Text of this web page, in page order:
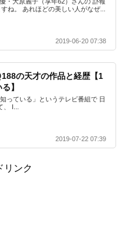
ね。 あれほどの美しい人がなぜ...
2019-06-20 07:38
の天才の作品と経歴【1
】
っている」というテレビ番組で 日
I...
2019-07-22 07:39
リンク